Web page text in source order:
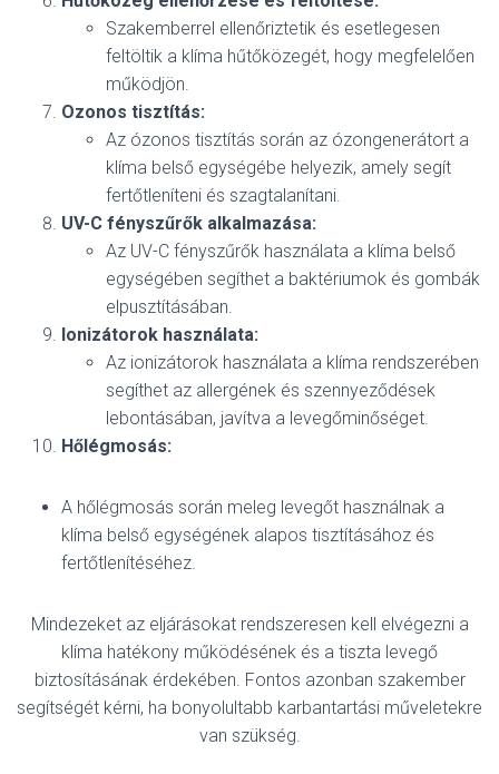
Szakemberrel ellenőriztetik és esetlegesen
feltöltik a klíma hűtőközegét, hogy megfelelően
működjön.
Ozonos tisztítás:
Az ózonos tisztítás során az ózongenerátort a
klíma belső egységébe helyezik, amely segít
fertőtleníteni és szagtalanítani.
UV-C fényszűrők alkalmazása:
Az UV-C fényszűrők használata a klíma belső
egységében segíthet a baktériumok és gombák
elpusztításában.
Ionizátorok használata:
Az ionizátorok használata a klíma rendszerében
segíthet az allergének és szennyeződések
lebontásában, javítva a levegőminőséget.
Hőlégmosás:
A hőlégmosás során meleg levegőt használnak a
klíma belső egységének alapos tisztításához és
fertőtlenítéséhez.
Mindezeket az eljárásokat rendszeresen kell elvégezni a
klíma hatékony működésének és a tiszta levegő
biztosításának érdekében. Fontos azonban szakember
segítségét kérni, ha bonyolultabb karbantartási műveletekre
van szükség.